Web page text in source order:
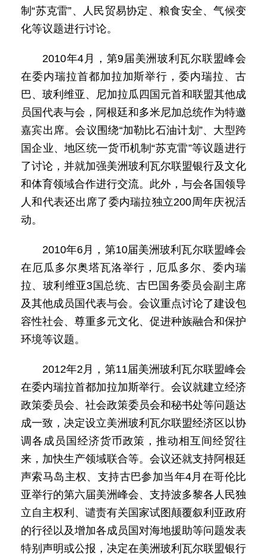
制“苏克雷”、人民贸易协定、粮食安全、气候变
化等议题进行讨论。
2010年4月，第9届美洲玻利瓦尔联盟峰会
在委内瑞拉首都加拉加斯举行，委内瑞拉、古
巴、玻利维亚、尼加拉瓜四国元首和联盟其他成
员国代表与会，阿根廷和多米尼加总统作为特邀
嘉宾出席。会议围绕“加勒比石油计划”、大型跨
国企业、地区统一货币机制“苏克雷”等议题进行
了讨论，并就加强美洲玻利瓦尔联盟银行及文化
和体育领域合作进行交流。此外，与会各国领导
人和代表还出席了委内瑞拉独立200周年庆祝活
动。
2010年6月，第10届美洲玻利瓦尔联盟峰会
在厄瓜多尔奥塔瓦洛举行，厄瓜多尔、委内瑞
拉、玻利维亚3国总统、古巴国务委员会副主席
及其他成员国代表与会。会议重点讨论了建设包
容性社会、尊重多元文化、促进种族融合和保护
环境等议题。
2012年2月，第11届美洲玻利瓦尔联盟峰会
在委内瑞拉首都加拉加斯举行。会议就建立经济
政策委员会、社会政策委员会和秘书处等问题达
成一致，决定设立美洲玻利瓦尔联盟经济区以协
调各成员国经济货币政策，推动相互间经贸往
来，加快生产领域联合等。会议还就支持阿根廷
声索马岛主权、支持古巴参加当年4月在哥伦比
亚举行的第六届美洲峰会、支持波多黎各人民独
立自主权利、谴责有关国家试图颠覆叙利亚政府
的行径以及增加各成员国对海地援助等问题发表
特别声明或公报，决定在美洲玻利瓦尔联盟银行